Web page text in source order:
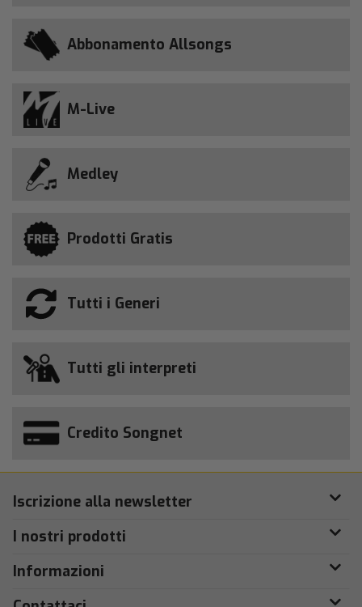
Abbonamento Allsongs
M-Live
Medley
Prodotti Gratis
Tutti i Generi
Tutti gli interpreti
Credito Songnet
Iscrizione alla newsletter
I nostri prodotti
Informazioni